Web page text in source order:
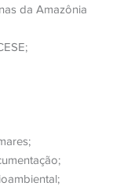
da Amazônia